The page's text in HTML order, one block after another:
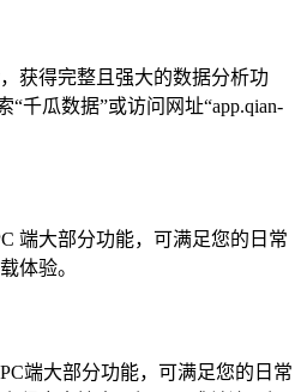
获得完整且强大的数据分析功
“千瓜数据”或访问网址“app.qian-
端大部分功能，可满足您的日常
体验。
端大部分功能，可满足您的日常